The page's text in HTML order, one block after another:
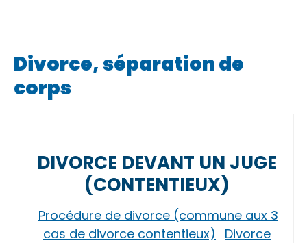
Divorce, séparation de
corps
DIVORCE DEVANT UN JUGE
(CONTENTIEUX)
Procédure de divorce (commune aux 3
cas de divorce contentieux)
Divorce